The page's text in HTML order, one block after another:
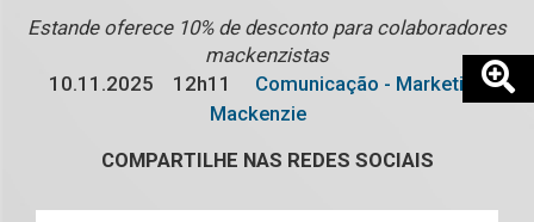
Estande oferece 10% de desconto para colaboradores
mackenzistas
10.11.2025
12h11
Comunicação - Marketing
Mackenzie
COMPARTILHE NAS REDES SOCIAIS